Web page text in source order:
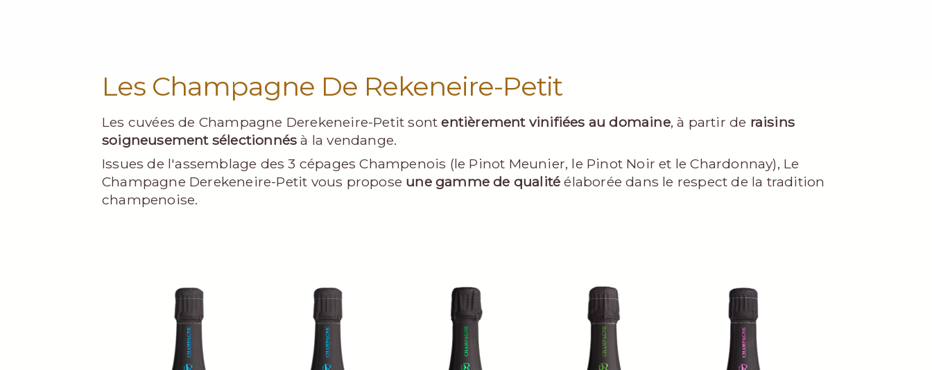
Les Champagne De Rekeneire-Petit
Les cuvées de Champagne Derekeneire-Petit sontentièrement vinifiées au domaine, à partir de raisins
soigneusement sélectionnésà la vendange.
Issues de l'assemblage des 3 cépages Champenois (le Pinot Meunier, le Pinot Noir et le Chardonnay), Le
Champagne Derekeneire-Petit vous propose une gamme de qualité élaborée dans le respect de la tradition
champenoise.